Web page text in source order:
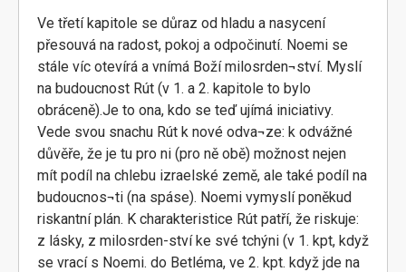
Ve třetí kapitole se důraz od hladu a nasycení
přesouvá na radost, pokoj a odpočinutí. Noemi se
stále víc otevírá a vnímá Boží milosrden¬ství. Myslí
na budoucnost Rút (v 1. a 2. kapitole to bylo
obráceně).Je to ona, kdo se teď ujímá iniciativy.
Vede svou snachu Rút k nové odva¬ze: k odvážné
důvěře, že je tu pro ni (pro ně obě) možnost nejen
mít podíl na chlebu izraelské země, ale také podíl na
budoucnos¬ti (na spáse). Noemi vymyslí poněkud
riskantní plán. K charakteristice Rút patří, že riskuje:
z lásky, z milosrden-ství ke své tchýni (v 1. kpt, když
se vrací s Noemi. do Betléma, ve 2. kpt. když jde na